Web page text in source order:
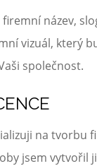
název,
vizuál, který
společnost.
na tvorbu
jsem vytvořil